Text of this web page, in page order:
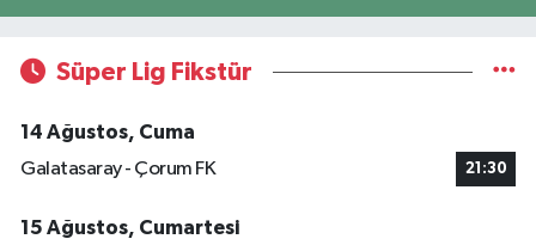
Süper Lig Fikstür
14 Ağustos, Cuma
Galatasaray - Çorum FK
21:30
15 Ağustos, Cumartesi